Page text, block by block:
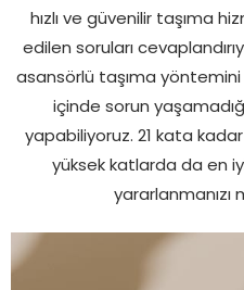
hızlı ve güvenilir taşıma
edilen soruları
asansörlü taşıma yöntemini
içinde sorun
yapabiliyoruz. 21 kata kadar
yüksek katlarda da en
yararlanmanızı